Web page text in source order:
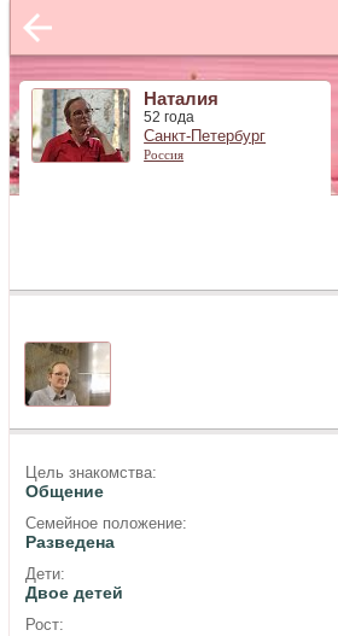
Наталия
52 года
Санкт-Петербург
Россия
Цель знакомства:
Общение
Семейное положение:
Разведена
Дети:
Двое детей
Рост: